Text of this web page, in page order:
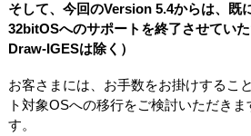
そして、今回のVersion 5.4からは、既
32bitOSへのサポートを終了させてい
Draw-IGESは除く）
お客さまには、お手数をお掛けするこ
ト対象OSへの移行をご検討いただき
す。